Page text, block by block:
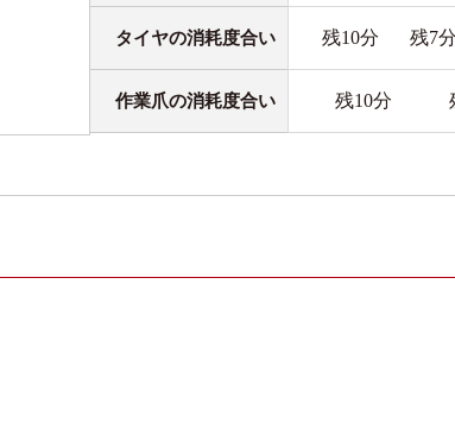
タイヤの消耗度合い 残10分 残7
作業爪の消耗度合い 残10分